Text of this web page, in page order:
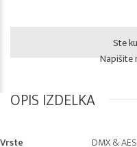
Ste
Napišite
OPIS IZDELKA
Vrste DMX &